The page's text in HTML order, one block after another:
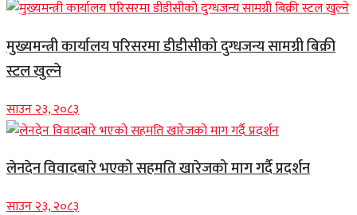
मुख्यमन्त्री कार्यालय परिसरमा डीडीसीको दुग्धजन्य सामग्री बिक्री
स्टल खुल्ने
साउन २३, २०८३
लेनदेन विवादबारे भएको सहमति खारेजको माग गर्दै प्रदर्शन
साउन २३, २०८३